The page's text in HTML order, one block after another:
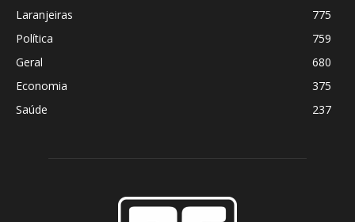
Laranjeiras
775
Política
759
Geral
680
Economia
375
Saúde
237